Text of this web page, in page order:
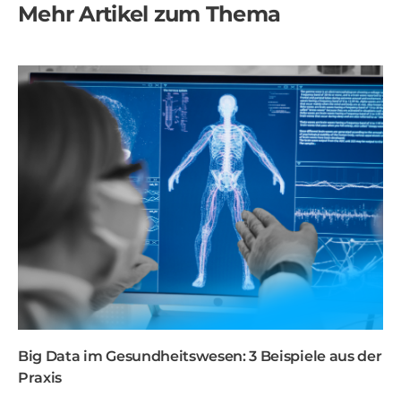
Mehr Artikel zum Thema
Big Data im Gesundheitswesen: 3 Beispiele aus der
Praxis